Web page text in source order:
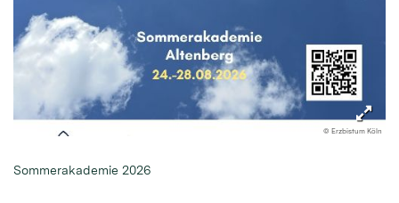
© Erzbistum Köln
Sommerakademie 2026